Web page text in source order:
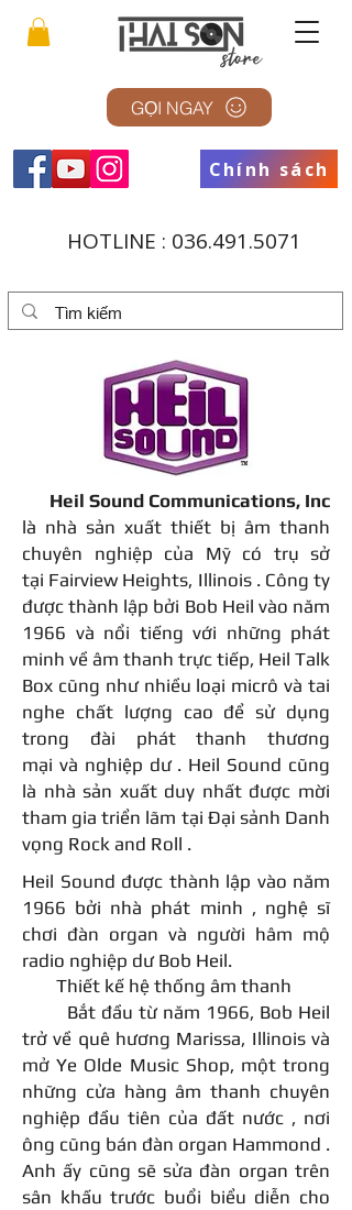
GỌI NGAY
Chính sách
HOTLINE : 036.491.5071
Heil Sound Communications, Inc
là nhà sản xuất thiết bị âm thanh
chuyên nghiệp của Mỹ có trụ sở
tại Fairview Heights, Illinois. Công ty
được thành lập bởi Bob Heil vào năm
1966 và nổi tiếng với những phát
minh về âm thanh trực tiếp, Heil Talk
Box cũng như nhiều loại micrô vàtai
nghe chất lượng cao để sử dụng
trong đài phát thanh thương
mại và nghiệp dư. Heil Sound cũng
là nhà sản xuất duy nhất được mời
tham gia triển lãm tại Đại sảnh Danh
vọng Rock and Roll .
Heil Sound được thành lập vào năm
1966 bởi nhà phát minh , nghệsĩ
chơi đàn organ và người hâm mộ
radio nghiệp dư Bob Heil.
Thiết kế hệ thống âm thanh
Bắt đầu từ năm 1966, Bob Heil
trở về quê hương Marissa, Illinoisvà
mở Ye Olde Music Shop, một trong
những cửa hàng âm thanh chuyên
nghiệp đầu tiên của đất nước , nơi
ông cũng bán đàn organ Hammond .
Anh ấy cũng sẽ sửa đàn organ trên
sân khấu trước buổi biểu diễn cho